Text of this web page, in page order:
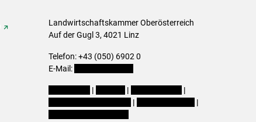
Landwirtschaftskammer Oberösterreich
Auf der Gugl 3, 4021 Linz
Telefon: +43 (050) 6902 0
E-Mail:
| |
|
|
|